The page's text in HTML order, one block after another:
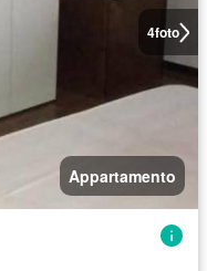
4foto
Appartamento